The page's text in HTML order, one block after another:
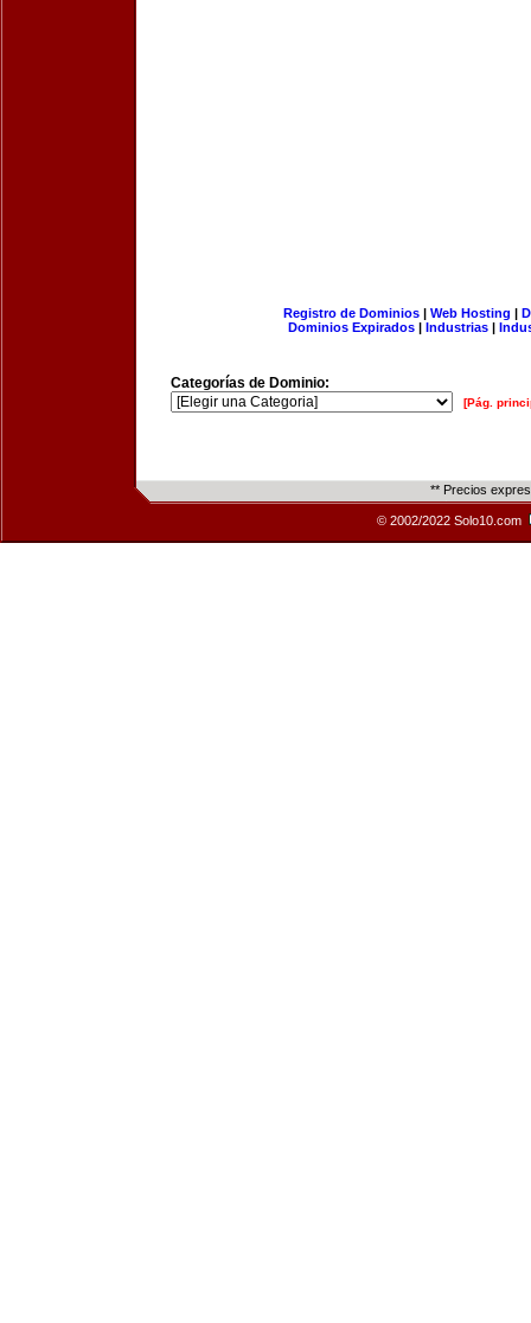
Registro de Dominios| Web Hosting |
Dominios Expirados | Industrias |
Categorías de Dominio:
[Pág.
** Precios
© 2002/2022 Solo10.com